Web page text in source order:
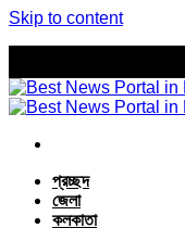
Skip to content
প্রচ্ছদ
জেলা
কলকাতা